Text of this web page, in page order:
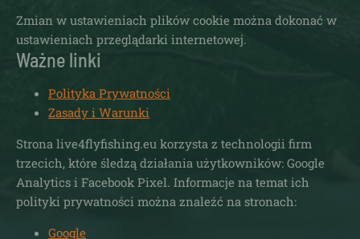
Zmian w ustawieniach plików cookie można dokonać w
ustawieniach przeglądarki internetowej.
Ważne linki
Polityka Prywatności
Zasady i Warunki
Strona live4flyfishing.eu korzysta z technologii firm
trzecich, które śledzą działania użytkowników: Google
Analytics i Facebook Pixel. Informacje na temat ich
polityki prywatności można znaleźć na stronach:
Google